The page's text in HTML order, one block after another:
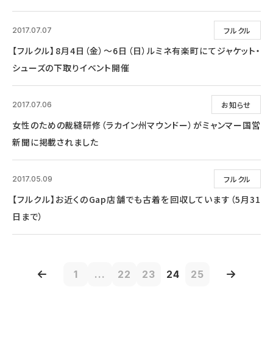
フルクル
2017.07.07
【フルクル】8月4日（金）～6日（日）ルミネ有楽町にてジャケット・
シューズの下取りイベント開催
お知らせ
2017.07.06
女性のための裁縫研修（ラカイン州マウンドー）がミャンマー国営
新聞に掲載されました
フルクル
2017.05.09
【フルクル】お近くのGap店舗でも古着を回収しています（5月31
日まで）
1 ... 22 23 24 25